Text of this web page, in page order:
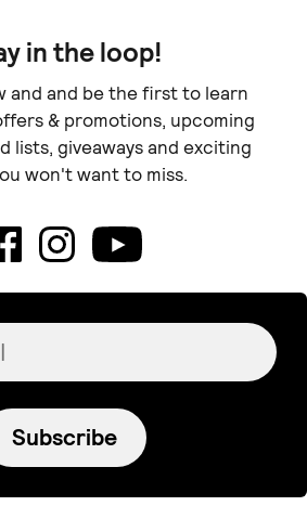
in the loop!
and and be the first to learn
& promotions, upcoming
lists, giveaways and exciting
won't want to miss.
Subscribe